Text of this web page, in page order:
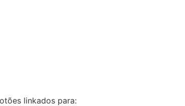
linkados para: